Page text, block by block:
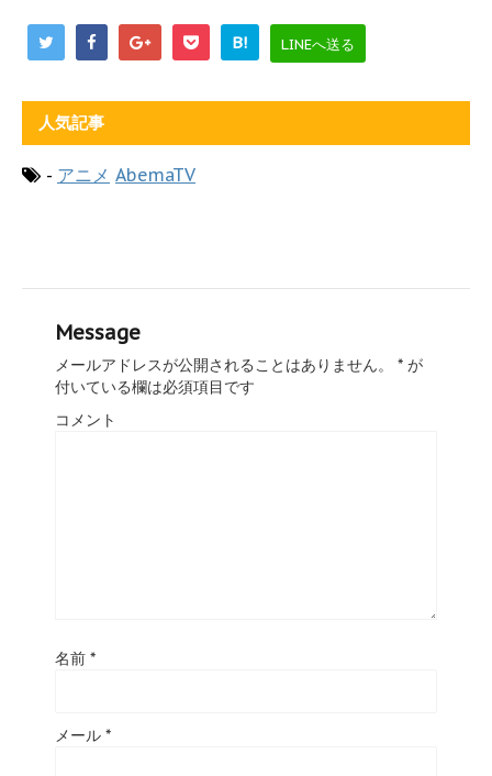
B! LINEへ送る
人気記事
- アニメ AbemaTV
Message
メールアドレスが公開されることはありません。 * が
付いている欄は必須項目です
コメント
名前 *
メール *